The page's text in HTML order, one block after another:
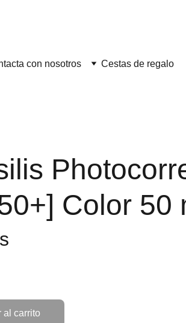
con nosotros Cestas de regalo
Color 50
al carrito